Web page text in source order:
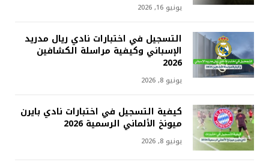
يونيو 16, 2026
التسجيل في اختبارات نادي ريال مدريد
الإسباني وكيفية مراسلة الكشافين
2026
يونيو 8, 2026
كيفية التسجيل في اختبارات نادي بايرن
ميونخ الألماني الرسمية 2026
يونيو 8, 2026